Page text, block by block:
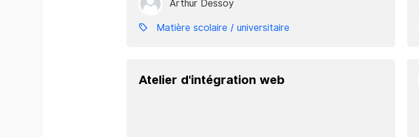
Arthur Dessoy
Matière scolaire / universitaire
Atelier d'intégration web